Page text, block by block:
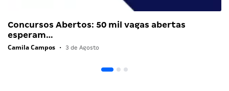
Concursos Abertos: 50 mil vagas abertas
esperam…
Camila Campos • 3 de Agosto